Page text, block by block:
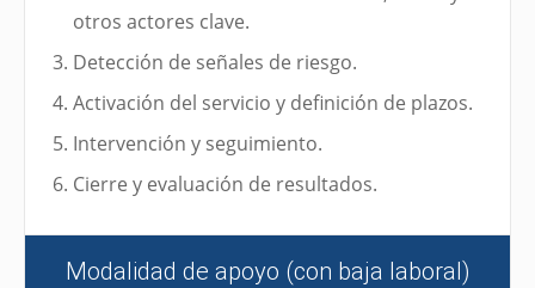
otros actores clave.
Detección de señales de riesgo.
Activación del servicio y definición de plazos.
Intervención y seguimiento.
Cierre y evaluación de resultados.
Modalidad de apoyo (con baja laboral)